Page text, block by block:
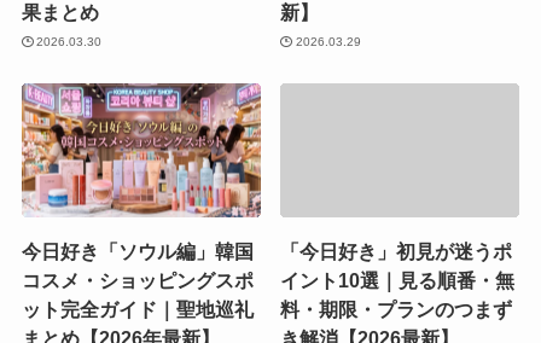
果まとめ
2026.03.30
新】
2026.03.29
今日好き「ソウル編」韓国
コスメ・ショッピングスポ
ット完全ガイド｜聖地巡礼
「今日好き」初見が迷うポ
イント10選｜見る順番・無
料・期限・プランのつまず